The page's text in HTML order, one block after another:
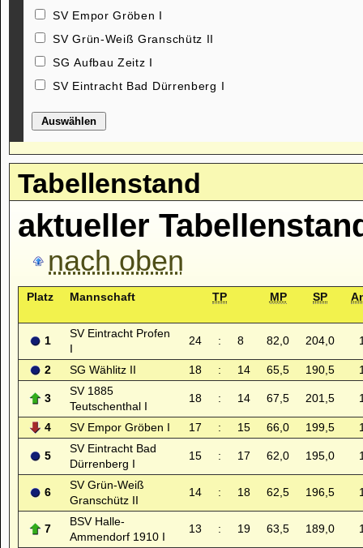
SV Empor Gröben I
SV Grün-Weiß Granschütz II
SG Aufbau Zeitz I
SV Eintracht Bad Dürrenberg I
Auswählen
Tabellenstand
aktueller
nach oben
Platz Mannschaft TP MP SP
1
SV Eintracht Profen
I
24 : 8 82,0 204,0
2 SG Wählitz II 18 : 14 65,5 190,5
3
SV 1885
Teutschenthal I
18 : 14 67,5 201,5
4 SV Empor Gröben I 17 : 15 66,0 199,5
5
SV Eintracht Bad
Dürrenberg I
15 : 17 62,0 195,0
6
SV Grün-Weiß
Granschütz II
14 : 18 62,5 196,5
7
BSV Halle-
Ammendorf 1910 I
13 : 19 63,5 189,0